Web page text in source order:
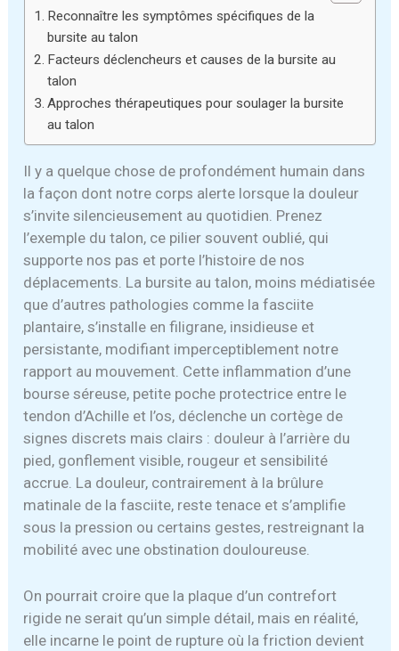
Reconnaître les symptômes spécifiques de la
bursite au talon
Facteurs déclencheurs et causes de la bursite au
talon
Approches thérapeutiques pour soulager la bursite
au talon
Il y a quelque chose de profondément humain dans
la façon dont notre corps alerte lorsque la douleur
s’invite silencieusement au quotidien. Prenez
l’exemple du talon, ce pilier souvent oublié, qui
supporte nos pas et porte l’histoire de nos
déplacements. La bursite au talon, moins médiatisée
que d’autres pathologies comme la fasciite
plantaire, s’installe en filigrane, insidieuse et
persistante, modifiant imperceptiblement notre
rapport au mouvement. Cette inflammation d’une
bourse séreuse, petite poche protectrice entre le
tendon d’Achille et l’os, déclenche un cortège de
signes discrets mais clairs : douleur à l’arrière du
pied, gonflement visible, rougeur et sensibilité
accrue. La douleur, contrairement à la brûlure
matinale de la fasciite, reste tenace et s’amplifie
sous la pression ou certains gestes, restreignant la
mobilité avec une obstination douloureuse.
On pourrait croire que la plaque d’un contrefort
rigide ne serait qu’un simple détail, mais en réalité,
elle incarne le point de rupture où la friction devient